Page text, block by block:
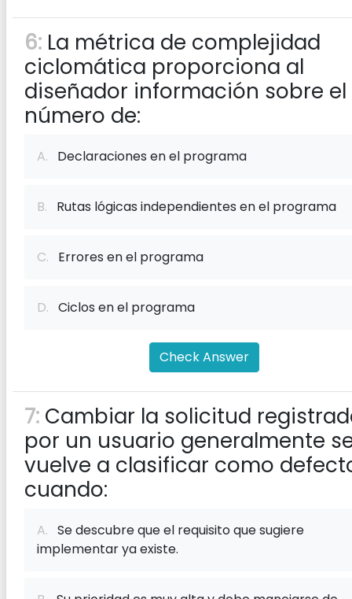
6: La métrica de complejidad
ciclomática proporciona al
diseñador información sobre el
número de:
A. Declaraciones en el programa
B. Rutas lógicas independientes en el programa
C. Errores en el programa
D. Ciclos en el programa
Check Answer
7: Cambiar la solicitud
por un usuario generalmente
vuelve a clasificar como
cuando:
A. Se descubre que el requisito que sugiere
implementar ya existe.